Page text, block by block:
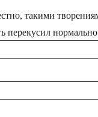
такими
перекусил